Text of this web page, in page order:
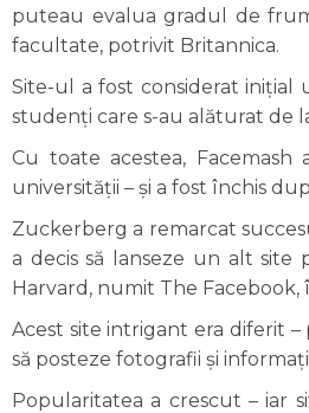
puteau evalua gradul de
facultate, potrivit Britannica.
Site-ul a fost considerat inițial
studenți care s-au alăturat de
Cu toate acestea,
universității – și a fost închis
Zuckerberg a remarcat
a decis să lanseze un alt
Harvard, numit The
Acest site intrigant era diferit
să posteze fotografii și
Popularitatea a crescut – iar